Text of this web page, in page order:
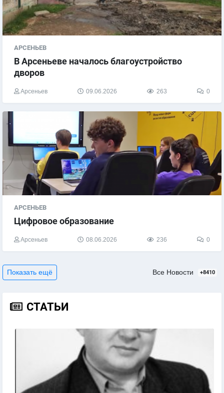
АРСЕНЬЕВ
В Арсеньеве началось благоустройство
дворов
Арсеньев 09.06.2026 263 0
АРСЕНЬЕВ
Цифровое образование
Арсеньев 08.06.2026 236 0
Показать ещё Все Новости +8410
СТАТЬИ